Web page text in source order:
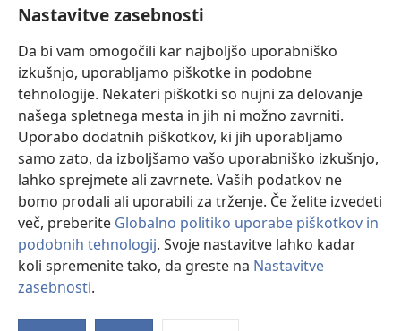
Nastavitve zasebnosti
Da bi vam omogočili kar najboljšo uporabniško
izkušnjo, uporabljamo piškotke in podobne
tehnologije. Nekateri piškotki so nujni za delovanje
našega spletnega mesta in jih ni možno zavrniti.
Uporabo dodatnih piškotkov, ki jih uporabljamo
samo zato, da izboljšamo vašo uporabniško izkušnjo,
lahko sprejmete ali zavrnete. Vaših podatkov ne
bomo prodali ali uporabili za trženje. Če želite izvedeti
več, preberite Globalno politiko uporabe piškotkov in
podobnih tehnologij. Svoje nastavitve lahko kadar
koli spremenite tako, da greste na Nastavitve
zasebnosti.
(odpre
novo
okno) Watchtowerjeva SPLETNA KNJIŽNICA™
(odpre
novo
okno) JW Hub
(odpre
novo
okno)JW Library
Watchtower Library
Copyright© 2026 Watch Tower Bible and Tract Society of Pennsylvania.
POGOJI UPORABE